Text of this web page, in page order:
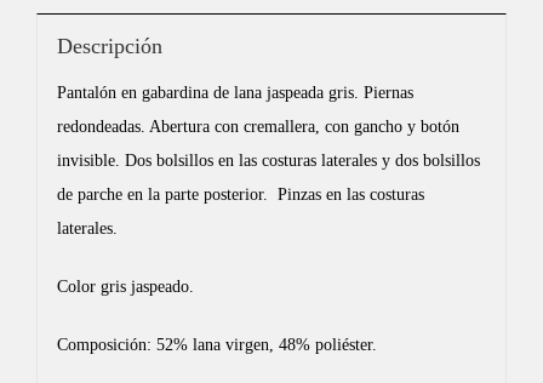
Descripción
Pantalón en gabardina de lana jaspeada gris. Piernas
redondeadas. Abertura con cremallera, con gancho y botón
invisible. Dos bolsillos en las costuras laterales y dos bolsillos
de parche en la parte posterior. Pinzas en las costuras
laterales.
Color gris jaspeado.
Composición: 52% lana virgen, 48% poliéster.